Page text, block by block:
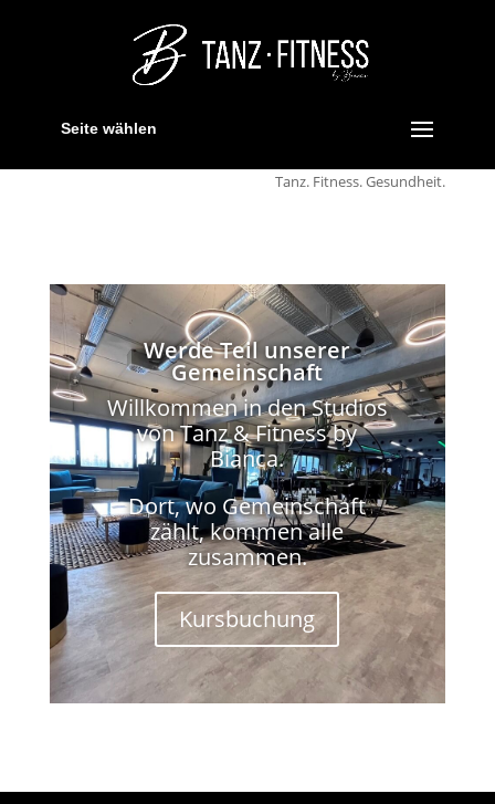
Seite wählen
Tanz. Fitness. Gesundheit.
Werde Teil unserer
Gemeinschaft
Willkommen in den Studios
von Tanz & Fitness by
Bianca.
Dort, wo Gemeinschaft
zählt, kommen alle
zusammen.
Kursbuchung